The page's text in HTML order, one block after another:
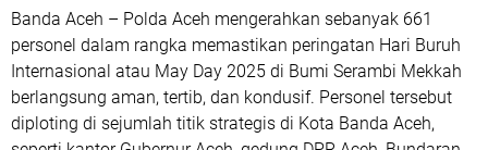
Banda Aceh – Polda Aceh mengerahkan sebanyak 661
personel dalam rangka memastikan peringatan Hari Buruh
Internasional atau May Day 2025 di Bumi Serambi Mekkah
berlangsung aman, tertib, dan kondusif. Personel tersebut
diploting di sejumlah titik strategis di Kota Banda Aceh,